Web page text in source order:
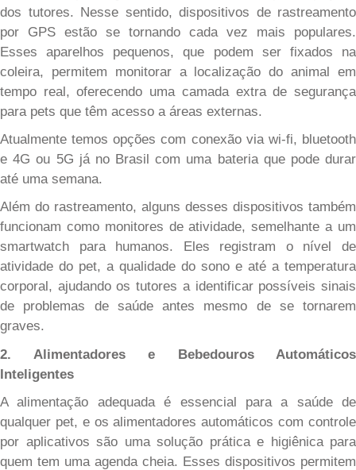
dos tutores. Nesse sentido, dispositivos de rastreamento
por GPS estão se tornando cada vez mais populares.
Esses aparelhos pequenos, que podem ser fixados na
coleira, permitem monitorar a localização do animal em
tempo real, oferecendo uma camada extra de segurança
para pets que têm acesso a áreas externas.
Atualmente temos opções com conexão via wi-fi, bluetooth
e 4G ou 5G já no Brasil com uma bateria que pode durar
até uma semana.
Além do rastreamento, alguns desses dispositivos também
funcionam como monitores de atividade, semelhante a um
smartwatch para humanos. Eles registram o nível de
atividade do pet, a qualidade do sono e até a temperatura
corporal, ajudando os tutores a identificar possíveis sinais
de problemas de saúde antes mesmo de se tornarem
graves.
2. Alimentadores e Bebedouros Automáticos
Inteligentes
A alimentação adequada é essencial para a saúde de
qualquer pet, e os alimentadores automáticos com controle
por aplicativos são uma solução prática e higiênica para
quem tem uma agenda cheia. Esses dispositivos permitem